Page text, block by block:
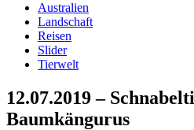
Australien
Landschaft
Reisen
Slider
Tierwelt
12.07.2019 –
Baumkängurus